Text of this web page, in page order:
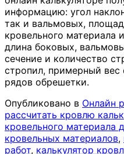
информацию: угол
так и вальмовых,
кровельного материала
длина боковых,
сечение и количество
стропил, примерный вес
рядов обрешетки.
Опубликовано в Онлайн
рассчитать кровлю
кровельного материала
кровельных материалов,
работ, калькулятор